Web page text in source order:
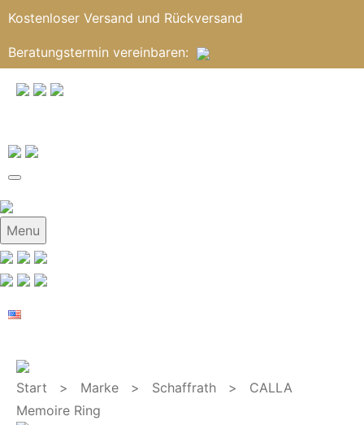
Kostenloser Versand und Rückversand
Beratungstermin vereinbaren:
Menu
Start > Marke > Schaffrath > CALLA
Memoire Ring